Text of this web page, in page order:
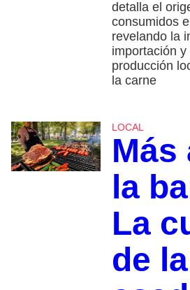
detalla el
consumidos
revelando la
importación
producción
la carne
LOCAL
Más
la
La
de